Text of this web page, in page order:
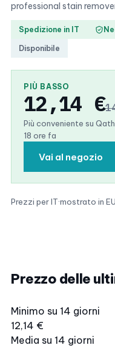
professional stain
Spedizione in IT
Disponibile
PIÙ BASSO
12,14 €
Più conveniente su
18 ore fa
Vai al negozio
Prezzi per IT·mostrato in
Prezzo delle
Minimo su 14 giorni
12,14 €
Media su 14 giorni